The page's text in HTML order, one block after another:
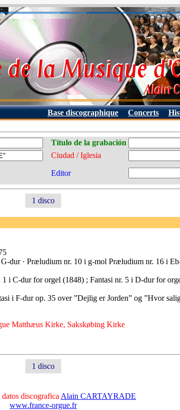
Base discographique Concerts
Título de la grabación
Ciudad / Iglesia
Editor
1 disco
dur · Præludium nr. 10 i g-mol Præludium nr. 16 i
1 i C-dur for orgel (1848) ; Fantasi nr. 5 i D-dur for
i F-dur op. 35 over ”Dejlig er Jorden” og ”Hvor
Matthæus Kirke, Sakskøbing Kirke
1 disco
datos discografica Alain CARTAYRADE
www.france-orgue.fr